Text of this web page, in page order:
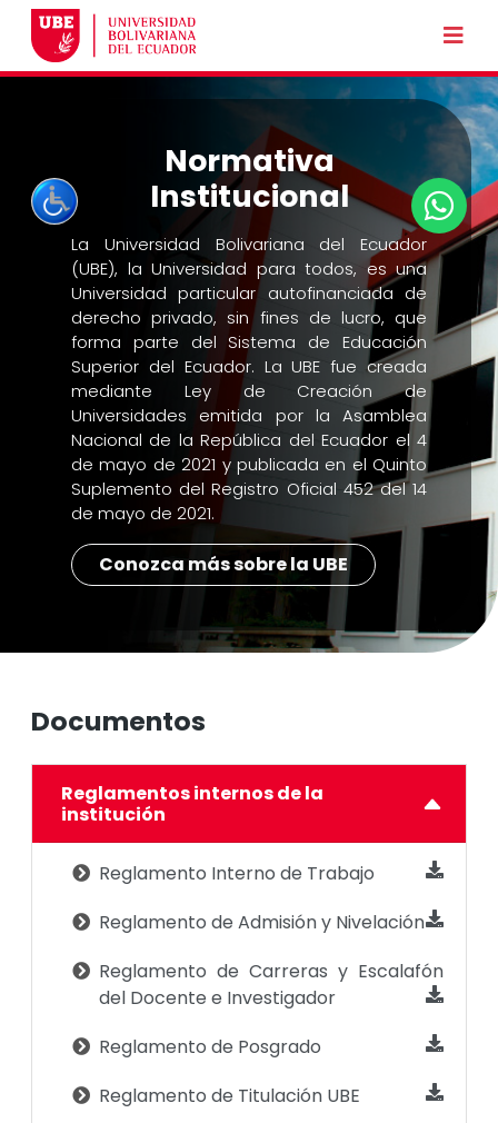
Normativa
Institucional
La Universidad Bolivariana del Ecuador
(UBE), la Universidad para todos, es una
Universidad particular autofinanciada de
derecho privado, sin fines de lucro, que
forma parte del Sistema de Educación
Superior del Ecuador. La UBE fue creada
mediante Ley de Creación de
Universidades emitida por la Asamblea
Nacional de la República del Ecuador el 4
de mayo de 2021 y publicada en el Quinto
Suplemento del Registro Oficial 452 del 14
de mayo de 2021.
Conozca más sobre la UBE
Documentos
Reglamentos internos de la
institución
Reglamento Interno de Trabajo
Reglamento de Admisión y Nivelación
Reglamento de Carreras y Escalafón
del Docente e Investigador
Reglamento de Posgrado
Reglamento de Titulación UBE